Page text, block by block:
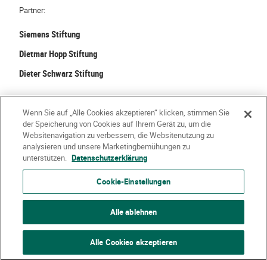
Partner:
Siemens Stiftung
Dietmar Hopp Stiftung
Dieter Schwarz Stiftung
Kontakt Häufige Fragen
Impressum
Datenschutzerklärung
Nutzungsbedingungen
Wenn Sie auf „Alle Cookies akzeptieren“ klicken, stimmen Sie
der Speicherung von Cookies auf Ihrem Gerät zu, um die
Websitenavigation zu verbessern, die Websitenutzung zu
analysieren und unsere Marketingbemühungen zu
unterstützen. Datenschutzerklärung
Cookie-Einstellungen
Alle ablehnen
Alle Cookies akzeptieren